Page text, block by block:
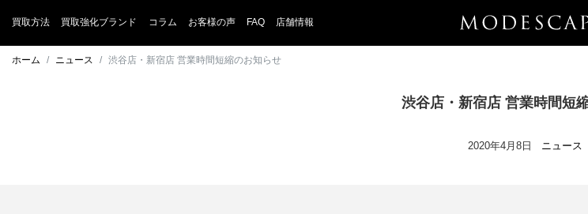
買取方法 買取強化ブランド コラム お客様の声 FAQ 店舗情報
ホーム ニュース 渋谷店・新宿店 営業時間短縮のお知らせ
渋谷店・新宿店 営業時間短
2020年4月8日 ニュース